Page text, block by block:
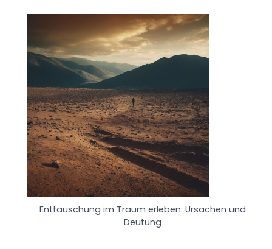
Enttäuschung im Traum erleben: Ursachen und
Deutung